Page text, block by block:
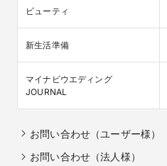
ビューティ
新生活準備
マイナビウエディング
JOURNAL
お問い合わせ（ユーザー様）
お問い合わせ（法人様）